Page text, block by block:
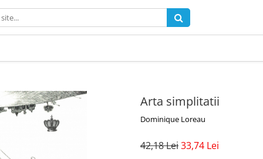
Arta simplitatii
Dominique Loreau
42,18 Lei33,74 Lei